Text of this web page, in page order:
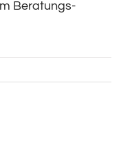
Beratungs-